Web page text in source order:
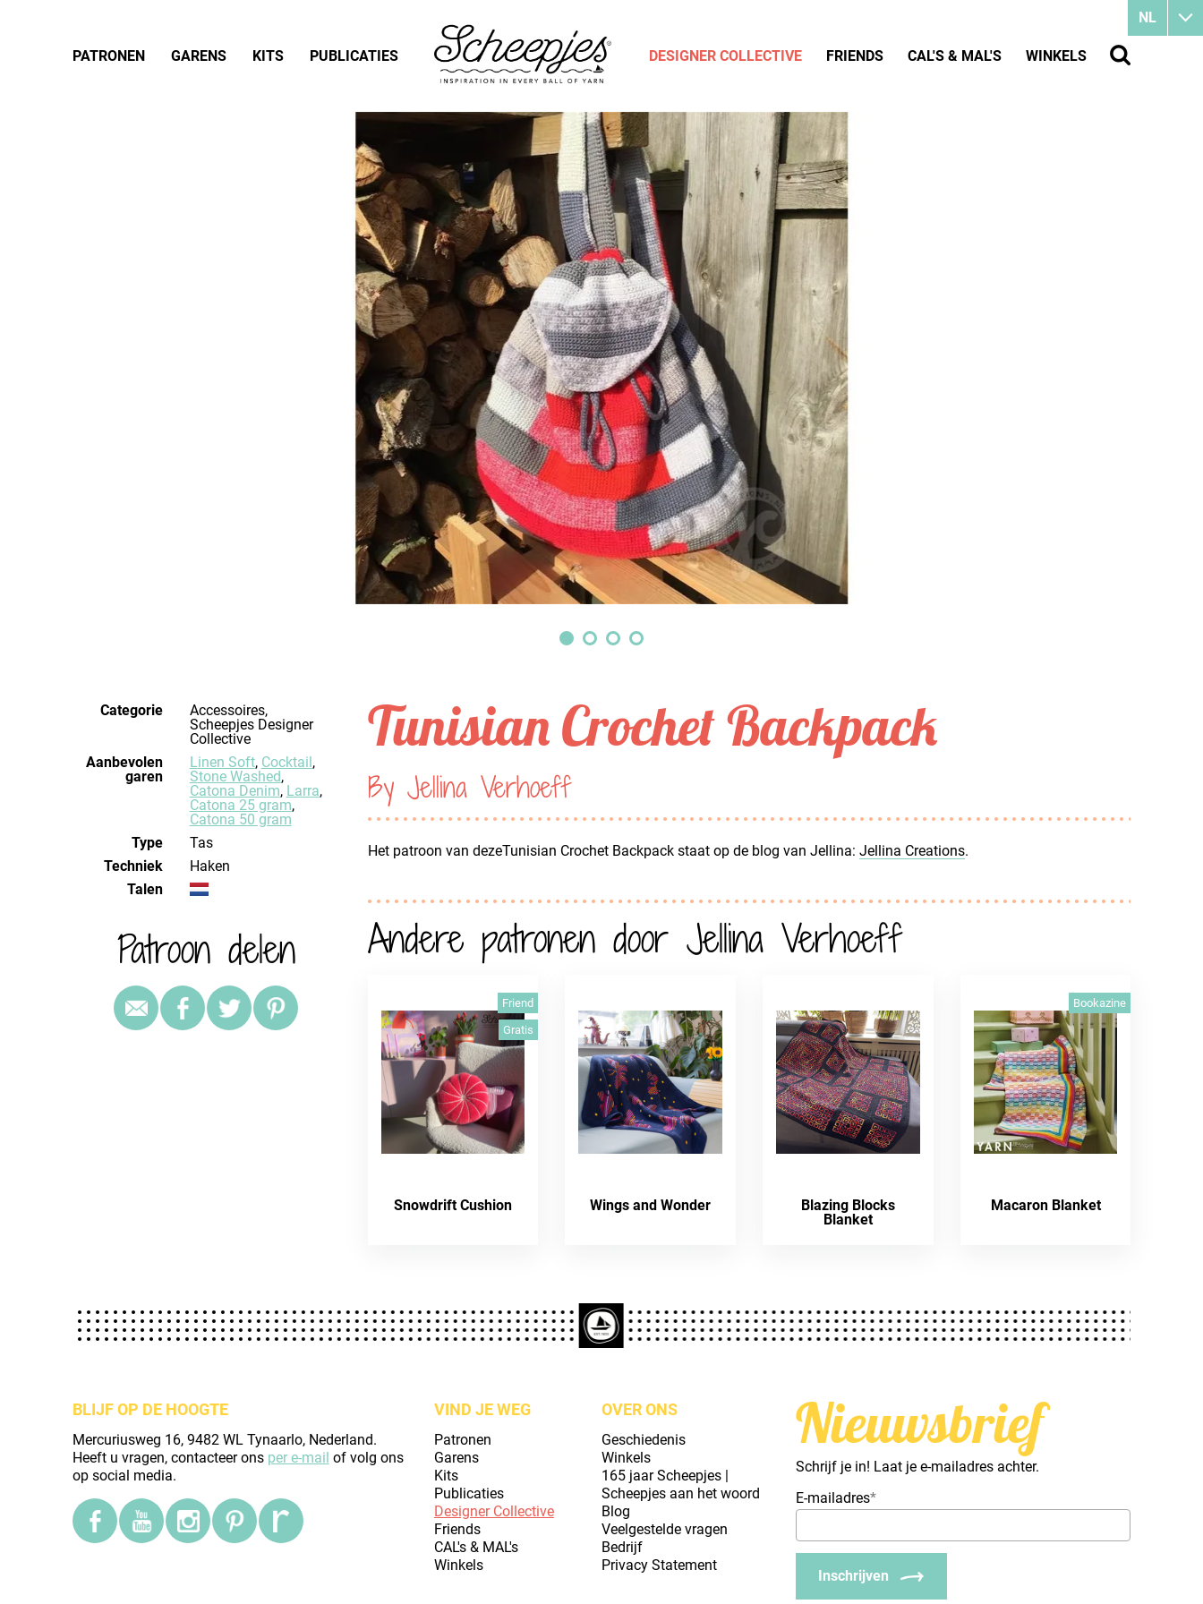
Categorie
Accessoires,
Scheepjes Designer
Collective
Aanbevolen
garen
Linen Soft, Cocktail,
Stone Washed,
Catona Denim, Larra,
Catona 25 gram,
Catona 50 gram
Type
Tas
Techniek
haken
Talen
Patroon delen
Tunisian Crochet Backpack
By Jellina Verhoeff
Het patroon van dezeTunisian Crochet Backpack staat op de blog van Jellina: Jellina Creations.
Andere patronen door Jellina Verhoeff
Friend
Gratis
Snowdrift Cushion Wings and Wonder
Blazing Blocks
Blanket
Bookazine
Macaron Blanket
BLIJF OP DE HOOGTE
Mercuriusweg 16, 9482 WL Tynaarlo, Nederland.
Heeft u vragen, contacteer ons per e-mail of volg ons
op social media.
VIND JE WEG
Patronen
Garens
Kits
Publicaties
Designer Collective
Friends
CAL's & MAL's
Winkels
OVER ONS
Geschiedenis
Winkels
165 jaar Scheepjes |
Scheepjes aan het woord
Blog
Veelgestelde vragen
Bedrijf
Privacy Statement
Nieuwsbrief
Schrijf je in! Laat je e-mailadres achter.
E-mailadres*
Inschrijven
NL
PATRONEN GARENS KITS PUBLICATIES DESIGNER COLLECTIVE FRIENDS CAL'S & MAL'S WINKELS